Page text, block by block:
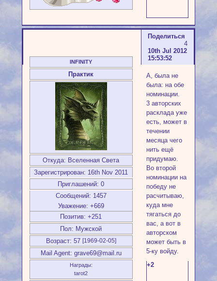
Поделиться
4
10th Jul 2012
15:53:52
INFINITY
Практик
Откуда: Вселенная Света
Зарегистрирован: 16th Nov 2011
Приглашений: 0
Сообщений: 1457
Уважение: +669
Позитив: +251
Пол: Мужской
Возраст: 57 [1969-02-05]
Mail Agent: grave69@mail.ru
Награды:
tarot2
А, была не
была: на обе
номинации.
3 авторских
расклада уже
есть, может в
течении
месяца чего
нить ещё
придумаю.
Во второй
номинации на
победу не
расчитываю,
куда мне
тягаться до
вас, а вот в
авторском
может быть в
5-ку войду.
+2